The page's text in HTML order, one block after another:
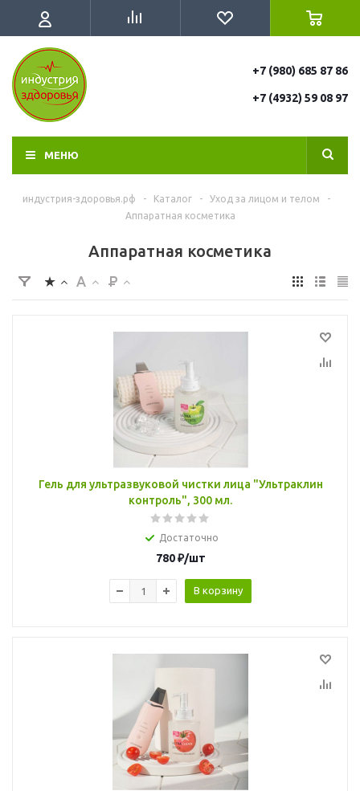
+7 (980) 685 87 86
+7 (4932) 59 08 97
МЕНЮ
индустрия-здоровья.рф - Каталог - Уход за лицом и телом
-
Аппаратная косметика
Аппаратная косметика
Гель для ультразвуковой чистки лица "Ультраклин
контроль", 300 мл.
Достаточно
780₽/шт
В корзину